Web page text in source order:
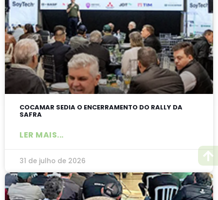
COCAMAR SEDIA O ENCERRAMENTO DO RALLY DA
SAFRA
LER MAIS...
31 de julho de 2026